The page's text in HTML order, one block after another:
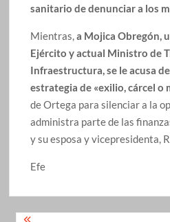
sanitario de denunciar a los
Mientras,a Mojica Obregón,
Ejército y actual Ministro de
Infraestructura, se le acusa
estrategia de «exilio, cárcel o
de Ortega para silenciar a la
administra parte de las
y su esposa y vicepresidenta,
Efe